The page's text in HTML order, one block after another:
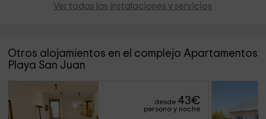
Ver todas las instalaciones y servicios
Otros alojamientos en el complejo Apartamentos
Playa San Juan
desde 43€
persona y noche